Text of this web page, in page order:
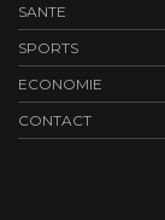
SANTE
SPORTS
ECONOMIE
CONTACT